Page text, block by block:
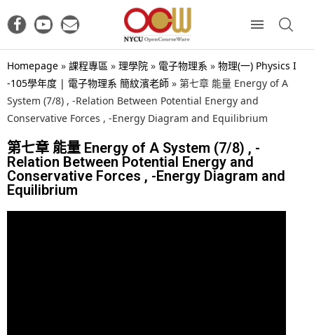
Homepage » 課程專區 » 理學院 » 電子物理系 » 物理(一) Physics I
-105學年度 | 電子物理系 簡紋濱老師 » 第七章 能量 Energy of A
System (7/8) , -Relation Between Potential Energy and
Conservative Forces , -Energy Diagram and Equilibrium
第七章 能量 Energy of A System (7/8) , -
Relation Between Potential Energy and
Conservative Forces , -Energy Diagram and
Equilibrium